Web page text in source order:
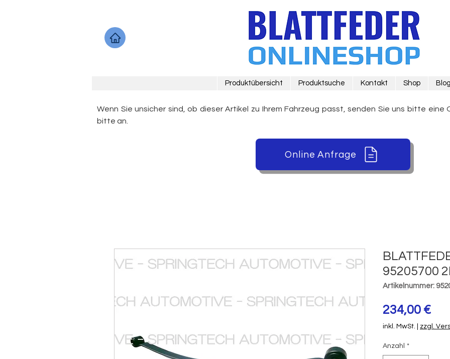
Produktübersicht Produktsuche Kontakt Shop Blog
Wenn Sie unsicher sind, ob dieser Artikel zu Ihrem Fahrzeug passt, senden Sie uns bitte eine
bitte an.
Online Anfrage
95205700
Artikelnummer:
234,00 €
inkl. MwSt. zzgl.
Anzahl *